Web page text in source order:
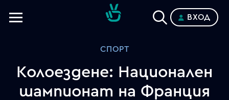
ВХОД
СПОРТ
Колоездене: Национален
шампионат на Франция